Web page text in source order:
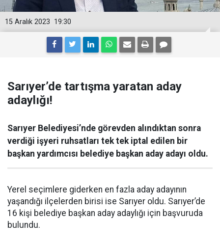
19:30
15 Aralık 2023
Sarıyer’de tartışma yaratan aday
adaylığı!
Sarıyer Belediyesi’nde görevden alındıktan sonra
verdiği işyeri ruhsatları tek tek iptal edilen bir
başkan yardımcısı belediye başkan aday adayı oldu.
Yerel seçimlere giderken en fazla aday adayının
yaşandığı ilçelerden birisi ise Sarıyer oldu. Sarıyer’de
16 kişi belediye başkan aday adaylığı için başvuruda
bulundu.